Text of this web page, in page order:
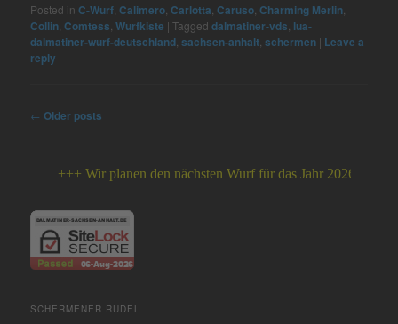
Posted in C-Wurf ,Calimero ,Carlotta ,Caruso ,Charming Merlin
Collin ,Comtess ,Wurfkiste |Tagged dalmatiner-vds lua-
dalmatiner-wurf-deutschland ,sachsen-anhalt ,schermen | Leave a
reply
Post
← Older posts
Wir planen den nächsten Wurf für das Jahr 2026 +++
SCHERMENER RUDEL